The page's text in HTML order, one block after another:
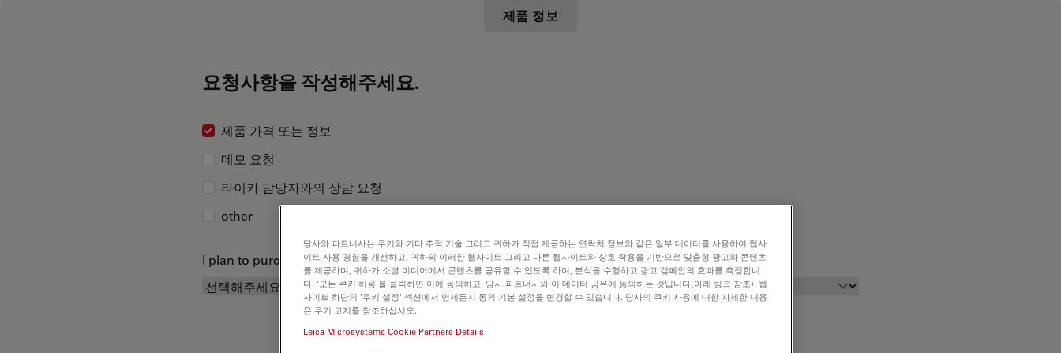
제품 정보
요청사항을 작성해주세요.
제품 가격 또는 정보
데모 요청
라이카 담당자와의 상담 요청
other
I plan to purchase...
당사와 파트너사는 쿠키와 기타 추적 기술 그리고 귀하가 직접 제공하는 연락처 정보와 같은 일부 데이터를 사용하여 웹사
이트 사용 경험을 개선하고, 귀하의 이러한 웹사이트 그리고 다른 웹사이트와 상호 작용을 기반으로 맞춤형 광고와 콘텐츠
를 제공하며, 귀하가 소셜 미디어에서 콘텐츠를 공유할 수 있도록 하여, 분석을 수행하고 광고 캠페인의 효과를 측정합니
다. '모든 쿠키 허용'를 클릭하면 이에 동의하고, 당사 파트너사와 이 데이터 공유에 동의하는 것입니다(아래 링크 참조). 웹
사이트 하단의 '쿠키 설정' 섹션에서 언제든지 동의 기본 설정을 변경할 수 있습니다. 당사의 쿠키 사용에 대한 자세한 내용
은 쿠키 고지를 참조하십시오.
Leica Microsystems Cookie Partners Details